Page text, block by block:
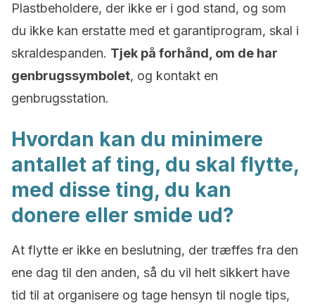
Plastbeholdere, der ikke er i god stand, og som
du ikke kan erstatte med et garantiprogram, skal i
skraldespanden. Tjek på forhånd, om de har
genbrugssymbolet, og kontakt en
genbrugsstation.
Hvordan kan du minimere
antallet af ting, du skal flytte,
med disse ting, du kan
donere eller smide ud?
At flytte er ikke en beslutning, der træffes fra den
ene dag til den anden, så du vil helt sikkert have
tid til at organisere og tage hensyn til nogle tips,